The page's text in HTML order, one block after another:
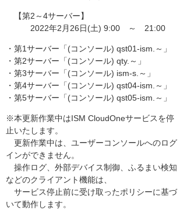
【第2～4サーバー】
2022年2月26日(土) 9:00 ～ 21:00
・第1サーバー「(コンソール) qst01-ism.～」
・第2サーバー「(コンソール) qty.～」
・第3サーバー「(コンソール) ism-s.～」
・第4サーバー「(コンソール) qst04-ism.～」
・第5サーバー「(コンソール) qst05-ism.～」
※本更新作業中はISM CloudOneサービスを停
止いたします。
更新作業中は、ユーザーコンソールへのログ
インができません。
操作ログ、外部デバイス制御、ふるまい検知
などのクライアント機能は、
サービス停止前に受け取ったポリシーに基づ
いて動作します。